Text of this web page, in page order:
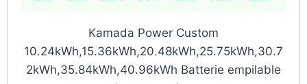
Kamada Power Custom
10.24kWh,15.36kWh,20.48kWh,25.75kWh,30.7
2kWh,35.84kWh,40.96kWh Batterie empilable